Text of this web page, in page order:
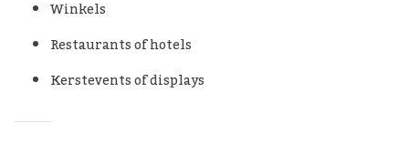
Winkels
Restaurants of hotels
Kerstevents of displays